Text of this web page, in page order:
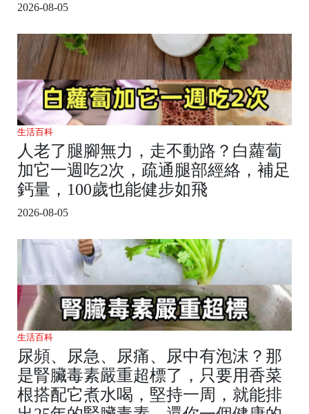
2026-08-05
生活百科
人老了腿腳無力，走不動路？白蘿蔔
加它一週吃2次，疏通腿部經絡，補足
鈣量，100歲也能健步如飛
2026-08-05
生活百科
尿頻、尿急、尿痛、尿中有泡沫？那
是腎臟毒素嚴重超標了，只要用香菜
根搭配它煮水喝，堅持一周，就能排